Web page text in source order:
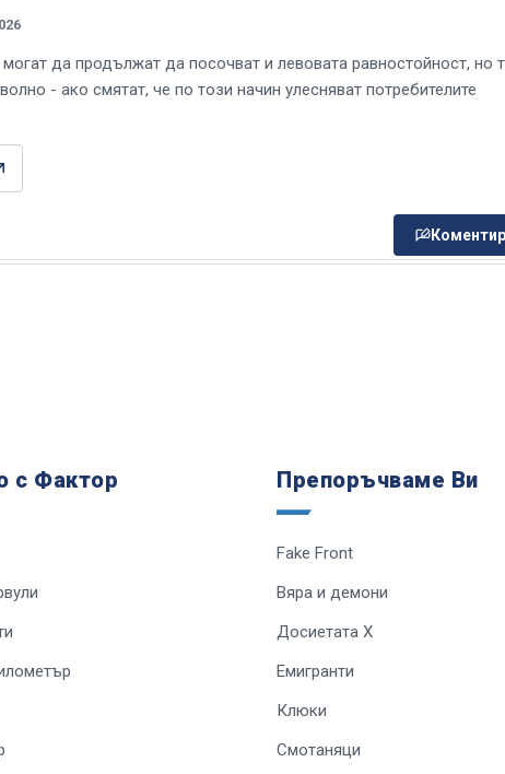
да продължат да посочват и левовата равностойност, но
- ако смятат, че по този начин улесняват потребителите
с Фактор Препоръчваме Ви
Fake Front
Вяра и демони
Досиетата Х
Емигранти
Клюки
Смотаняци